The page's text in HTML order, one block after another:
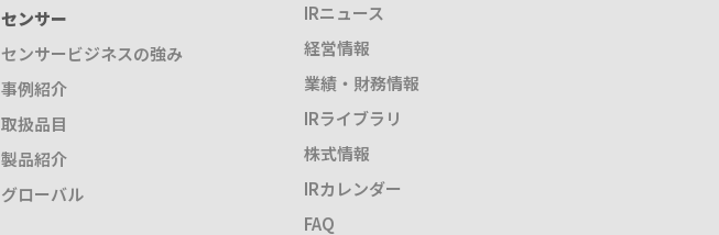
センサー
センサービジネスの強み
事例紹介
取扱品目
製品紹介
グローバル
IRニュース
経営情報
業績・財務情報
IRライブラリ
株式情報
IRカレンダー
FAQ